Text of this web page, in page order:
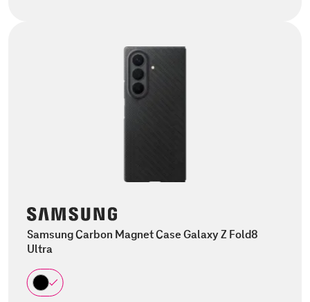
Samsung Carbon Magnet Case Galaxy Z Fold8
Ultra